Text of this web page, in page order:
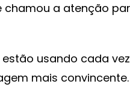
a atenção
usando cada
mais convincente.